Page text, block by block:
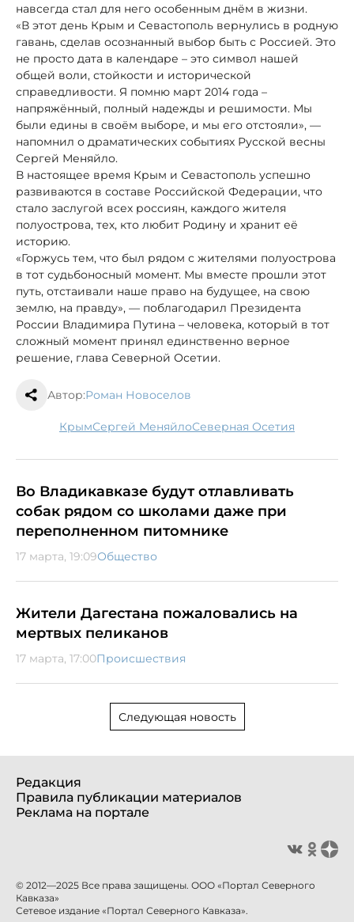
навсегда стал для него особенным днём в жизни.
«В этот день Крым и Севастополь вернулись в родную
гавань, сделав осознанный выбор быть с Россией. Это
не просто дата в календаре – это символ нашей
общей воли, стойкости и исторической
справедливости. Я помню март 2014 года –
напряжённый, полный надежды и решимости. Мы
были едины в своём выборе, и мы его отстояли», —
напомнил о драматических событиях Русской весны
Сергей Меняйло.
В настоящее время Крым и Севастополь успешно
развиваются в составе Российской Федерации, что
стало заслугой всех россиян, каждого жителя
полуострова, тех, кто любит Родину и хранит её
историю.
«Горжусь тем, что был рядом с жителями полуострова
в тот судьбоносный момент. Мы вместе прошли этот
путь, отстаивали наше право на будущее, на свою
землю, на правду», — поблагодарил Президента
России Владимира Путина – человека, который в тот
сложный момент принял единственно верное
решение, глава Северной Осетии.
Автор:Роман Новоселов
Крым Сергей Меняйло Северная Осетия
Во Владикавказе будут отлавливать
собак рядом со школами даже при
переполненном питомнике
17 марта, 19:09Общество
Жители Дагестана пожаловались на
мертвых пеликанов
17 марта, 17:00Происшествия
Следующая новость
Редакция
Правила публикации материалов
Реклама на портале
© 2012—2025 Все права защищены. ООО «Портал Северного
Кавказа»
Сетевое издание «Портал Северного Кавказа».